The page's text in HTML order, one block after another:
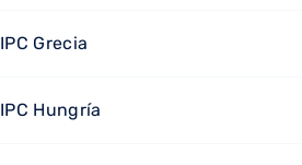
IPC Grecia
IPC Hungría